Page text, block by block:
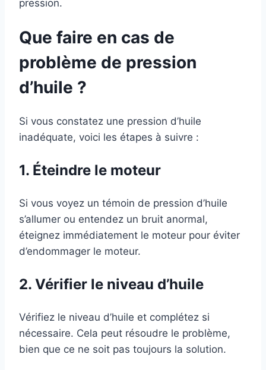
pression.
Que faire en cas de
problème de pression
d’huile ?
Si vous constatez une pression d’huile
inadéquate, voici les étapes à suivre :
1. Éteindre le moteur
Si vous voyez un témoin de pression d’huile
s’allumer ou entendez un bruit anormal,
éteignez immédiatement le moteur pour éviter
d’endommager le moteur.
2. Vérifier le niveau d’huile
Vérifiez le niveau d’huile et complétez si
nécessaire. Cela peut résoudre le problème,
bien que ce ne soit pas toujours la solution.